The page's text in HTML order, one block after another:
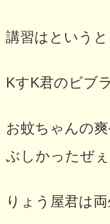
講習はという
KすK君のビブ
お蚊ちゃんの
ぶしかったぜぇ
りょう屋君は